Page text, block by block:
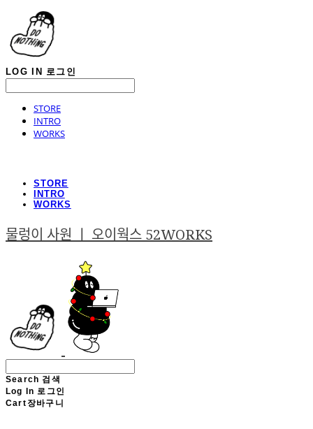
LOG IN 로그인
STORE
INTRO
WORKS
STORE
INTRO
WORKS
물렁이 사원 ㅣ 오이웍스 52WORKS
Search 검색
Log In 로그인
Cart 장바구니